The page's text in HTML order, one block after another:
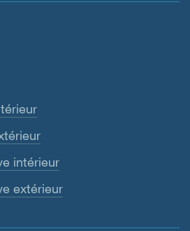
intérieur
extérieur